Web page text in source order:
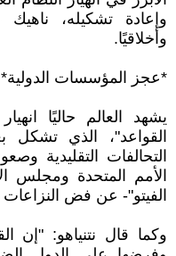
وإعادة تشكيله،
وأخلاقيًا.
*عجز المؤسسات الدولية*
يشهد العالم حاليًا
القواعد"، الذي تشكل
التحالفات التقليدية
الأمم المتحدة ومجلس
الفيتو"- عن فض النزاعات
وكما قال نتنياهو: "إن